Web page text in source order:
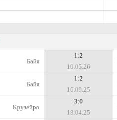
Байя
1:2
10.05.26
Байя
1:2
16.09.25
Крузейро
3:0
18.04.25